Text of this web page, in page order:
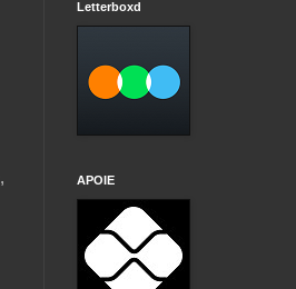
,
Letterboxd
APOIE